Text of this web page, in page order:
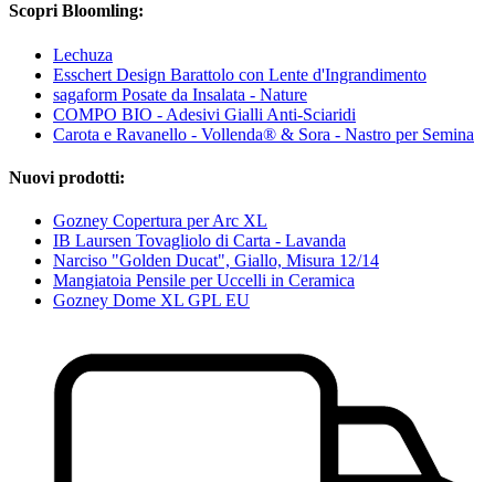
Scopri Bloomling:
Lechuza
Esschert Design Barattolo con Lente d'Ingrandimento
sagaform Posate da Insalata - Nature
COMPO BIO - Adesivi Gialli Anti-Sciaridi
Carota e Ravanello - Vollenda® & Sora - Nastro per Semina
Nuovi prodotti:
Gozney Copertura per Arc XL
IB Laursen Tovagliolo di Carta - Lavanda
Narciso "Golden Ducat", Giallo, Misura 12/14
Mangiatoia Pensile per Uccelli in Ceramica
Gozney Dome XL GPL EU